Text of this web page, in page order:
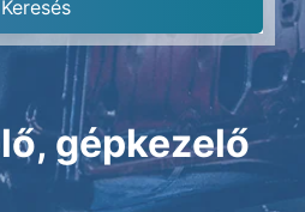
gépkezelő